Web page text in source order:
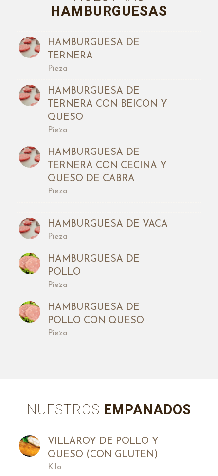
HAMBURGUESAS
HAMBURGUESA DE
TERNERA
Pieza
HAMBURGUESA DE
TERNERA CON BEICON Y
QUESO
Pieza
HAMBURGUESA DE
TERNERA CON CECINA Y
QUESO DE CABRA
Pieza
HAMBURGUESA DE VACA
Pieza
HAMBURGUESA DE
POLLO
Pieza
HAMBURGUESA DE
POLLO CON QUESO
Pieza
NUESTROS EMPANADOS
VILLAROY DE POLLO Y
QUESO (CON GLUTEN)
Kilo